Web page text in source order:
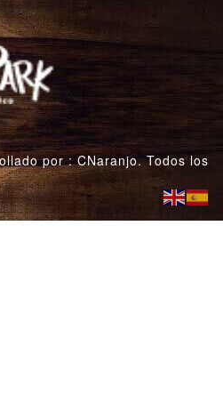
por :CNaranjo. Todos los